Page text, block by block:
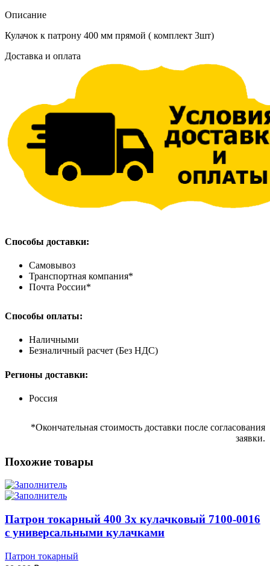
Описание
Кулачок к патрону 400 мм прямой ( комплект 3шт)
Доставка и оплата
Способы доставки:
Самовывоз
Транспортная компания*
Почта России*
Способы оплаты:
Наличными
Безналичный расчет (Без НДС)
Регионы доставки:
Россия
*Окончательная стоимость доставки после согласования
заявки.
Похожие товары
Патрон токарный 400 3х кулачковый 7100-0016
с универсальными кулачками
Патрон токарный